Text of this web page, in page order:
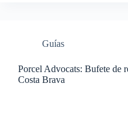
Guías
Porcel Advocats: Bufete de
Costa Brava